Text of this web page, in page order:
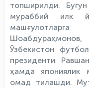
топширилди.
мураббий илк
Ўзбекистон
президенти
ҳамда япониялик
омад тилашди.